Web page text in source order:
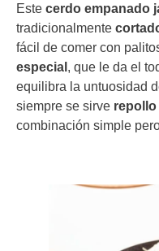
Este cerdo empanado
tradicionalmente
fácil de comer con
especial , que le da el
equilibra la untuosidad
siempre se sirve
combinación simple